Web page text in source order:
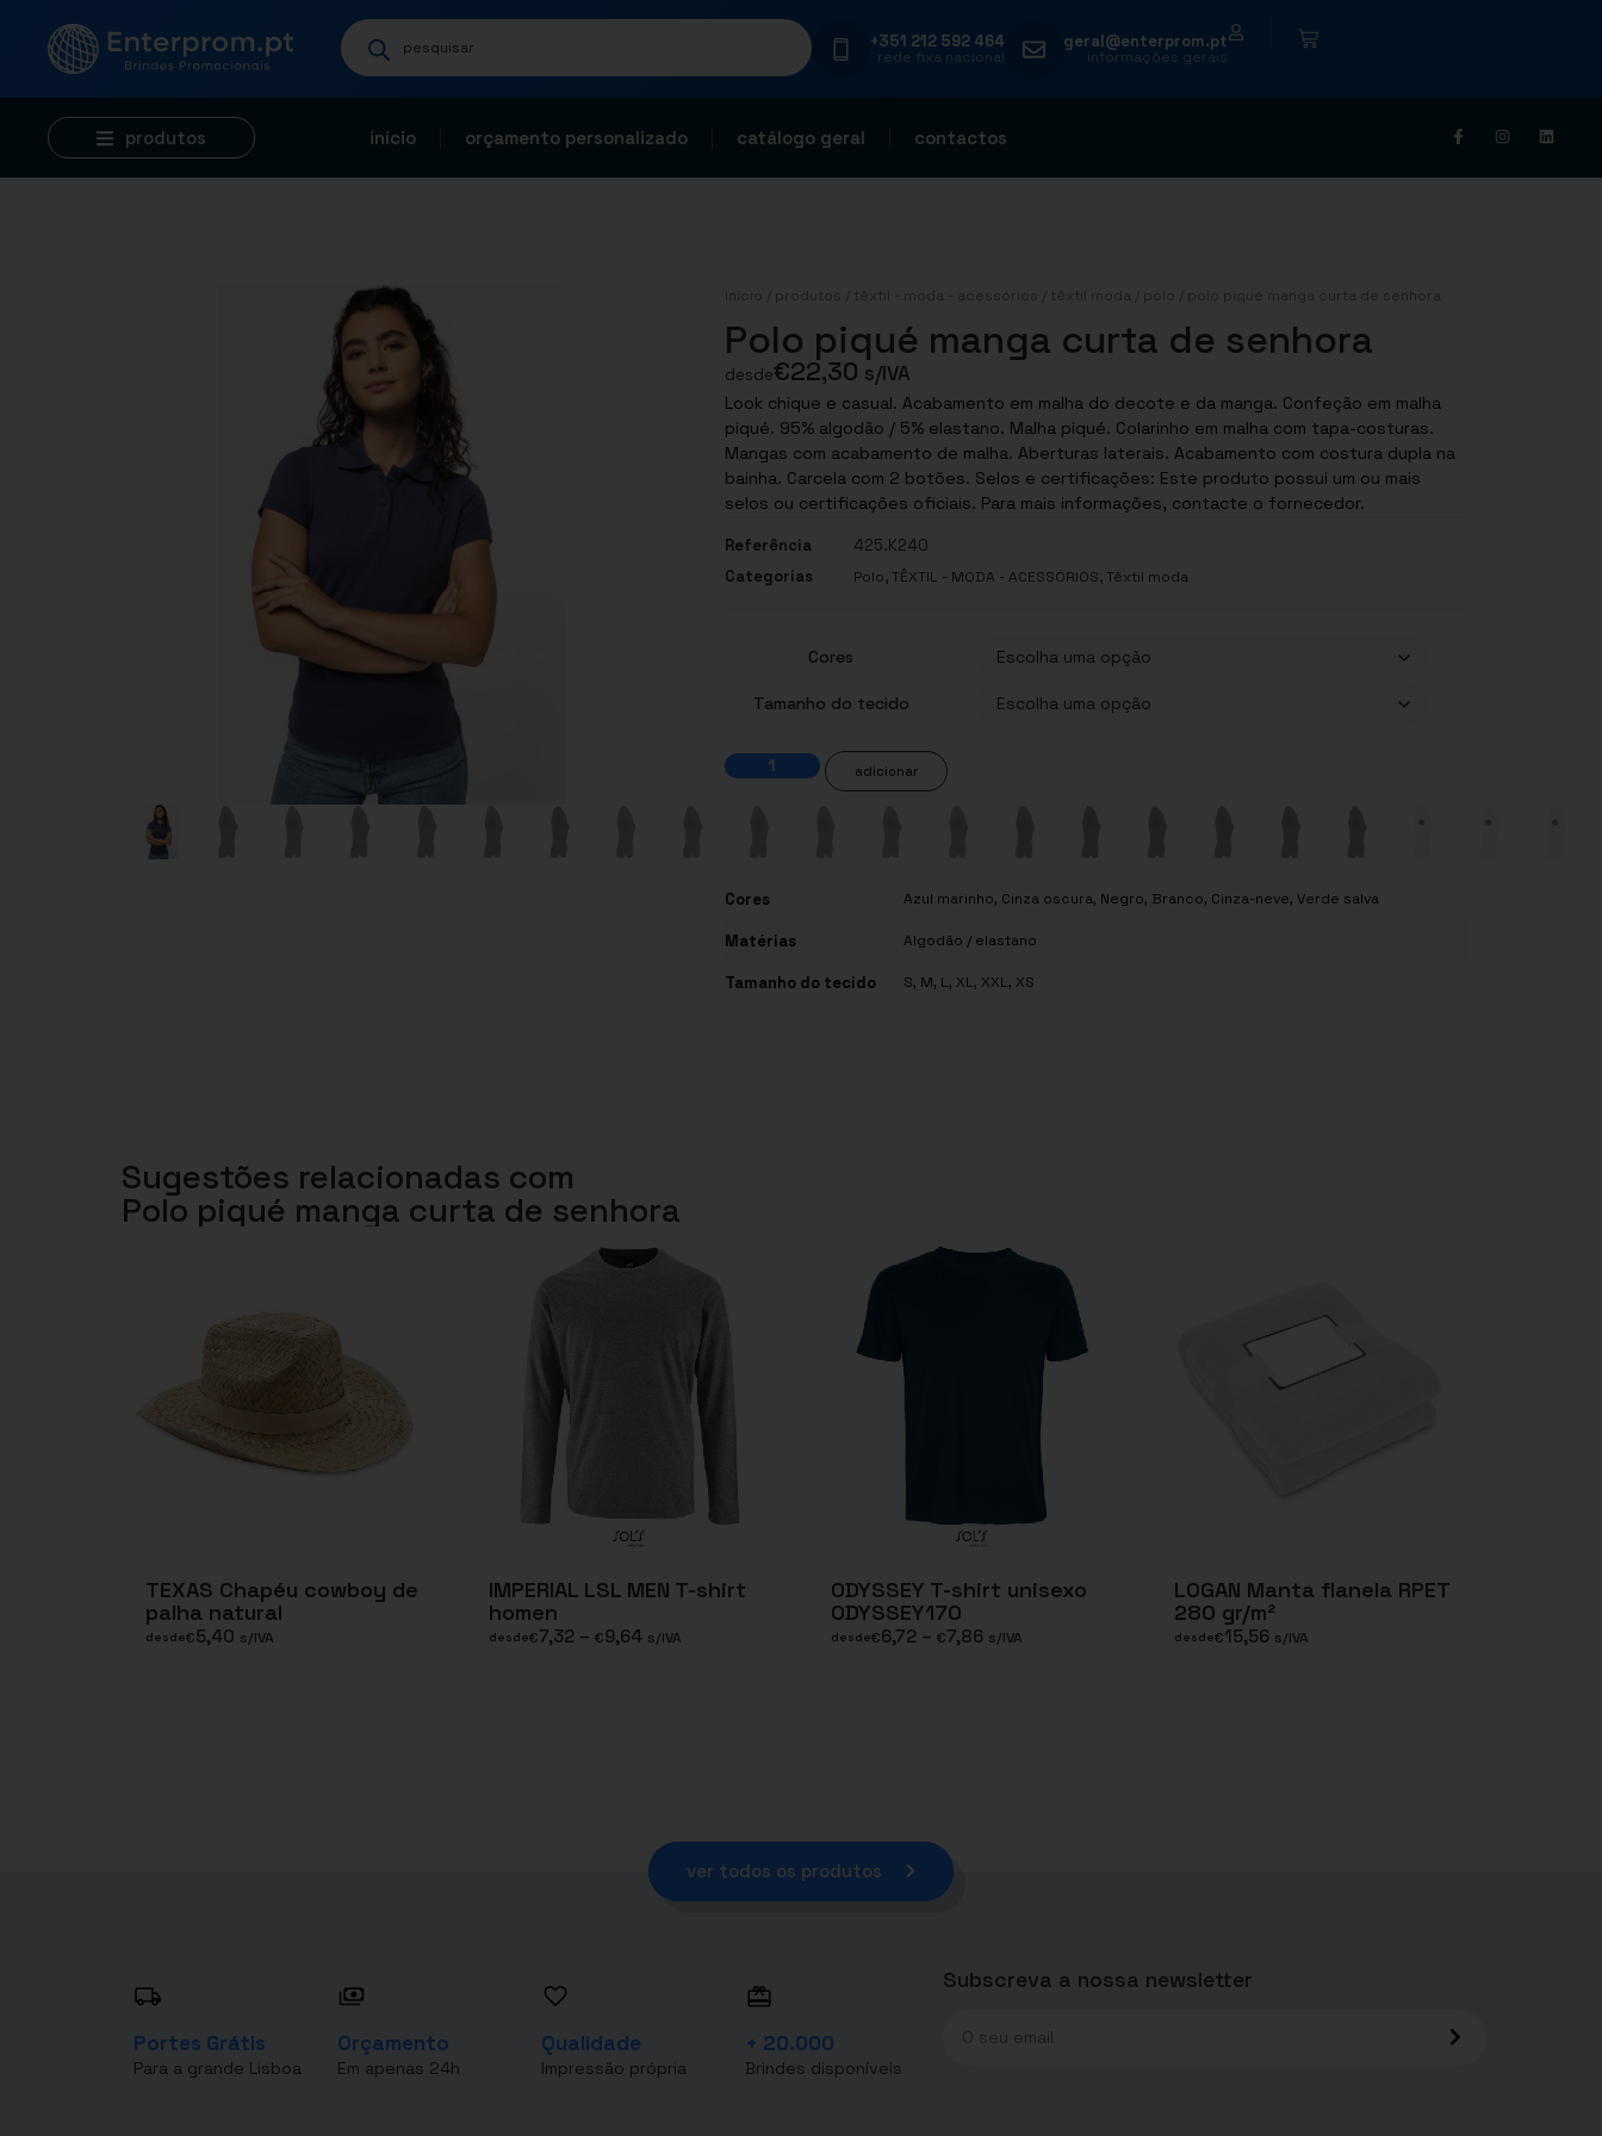
+351 212 592 464
rede fixa nacional
geral@enterprom.pt
informações gerais
produtos início orçamento personalizado catálogo geral contactos
início produtos têxtil - moda - acessórios têxtil moda polo / polo piqué manga curta de senhora
Polo piqué manga curta de senhora
desde€22,30 s/IVA
Look chique e casual. Acabamento em malha do decote e da manga. Confeção em malha
piqué. 95% algodão / 5% elastano. Malha piqué. Colarinho em malha com tapa-costuras.
Mangas com acabamento de malha. Aberturas laterais. Acabamento com costura dupla na
bainha. Carcela com 2 botões. Selos e certificações: Este produto possui um ou mais
selos ou certificações oficiais. Para mais informações, contacte o fornecedor.
Referência
425.K240
Categorias
Polo,TÊXTIL - MODA - ACESSÓRIOS,Têxtil moda
Cores
Tamanho do tecido
adicionar
Cores Azul marinho, Cinza oscura, Negro, Branco, Cinza-neve, Verde salva
Matérias Algodão / elastano
Tamanho do tecido S, M, L, XL, XXL, XS
Sugestões relacionadas com
Polo piqué manga curta de senhora
TEXAS Chapéu cowboy de
palha natural
desde€5,40 s/IVA
IMPERIAL LSL MEN T-shirt
homen
desde€7,32 – €9,64 s/IVA
ODYSSEY T-shirt unisexo
ODYSSEY170
desde€6,72 – €7,86 s/IVA
LOGAN Manta flanela RPET
280 gr/m²
desde€15,56 s/IVA
ver todos os produtos
Portes Grátis
Para a grande Lisboa
Orçamento
Em apenas 24h
Qualidade
Impressão própria
+ 20.000
Brindes disponíveis
Subscreva a nossa newsletter